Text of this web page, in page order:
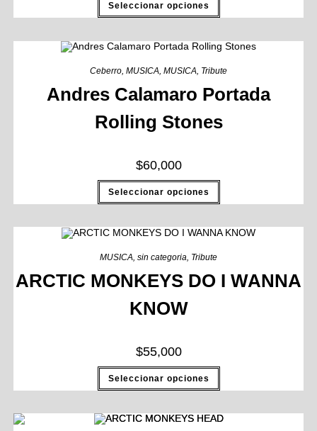
Seleccionar opciones
Ceberro, MUSICA, MUSICA, Tribute
Andres Calamaro Portada
Rolling Stones
$60,000
Seleccionar opciones
MUSICA sin categoria Tribute
ARCTIC MONKEYS DO I WANNA
KNOW
$55,000
Seleccionar opciones